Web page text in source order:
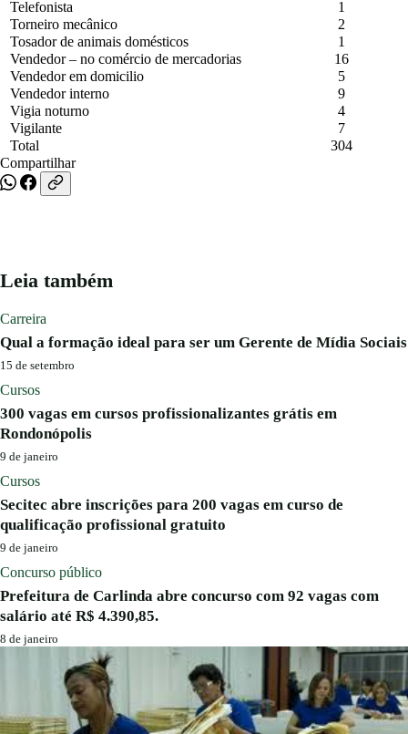
Telefonista
1
Torneiro mecânico
2
Tosador de animais domésticos
1
Vendedor – no comércio de mercadorias
16
Vendedor em domicilio
5
Vendedor interno
9
Vigia noturno
4
Vigilante
7
Total
304
Compartilhar
Leia também
Carreira
Qual a formação ideal para ser um Gerente de Mídia Sociais
15 de setembro
Cursos
300 vagas em cursos profissionalizantes grátis em
Rondonópolis
9 de janeiro
Cursos
Secitec abre inscrições para 200 vagas em curso de
qualificação profissional gratuito
9 de janeiro
Concurso público
Prefeitura de Carlinda abre concurso com 92 vagas com
salário até R$ 4.390,85.
8 de janeiro